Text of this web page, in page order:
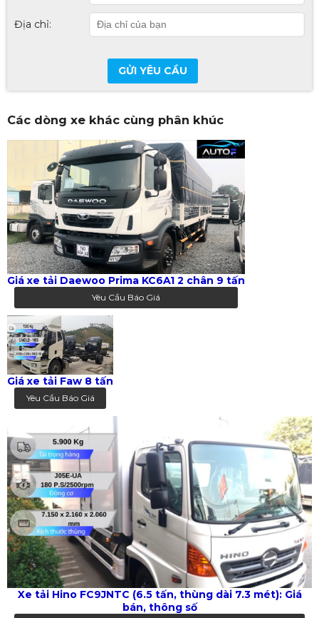
Địa chỉ:
GỬI YÊU CẦU
Các dòng xe khác cùng phân khúc
Giá xe tải Daewoo Prima KC6A1 2 chân 9 tấn
Yêu Cầu Báo Giá
Giá xe tải Faw 8 tấn
Yêu Cầu Báo Giá
Xe tải Hino FC9JNTC (6.5 tấn, thùng dài 7.3 mét): Giá
bán, thông số